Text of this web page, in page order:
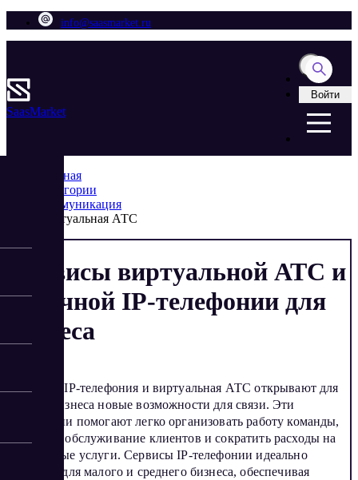
info@saasmarket.ru
SaasMarket
Войти
Главная
Категории
Коммуникация
Виртуальная АТС
Сервисы виртуальной АТС и
облачной IP-телефонии для
бизнеса
Облачная IP-телефония и виртуальная АТС открывают для
вашего бизнеса новые возможности для связи. Эти
технологии помогают легко организовать работу команды,
улучшить обслуживание клиентов и сократить расходы на
телефонные услуги. Сервисы IP-телефонии идеально
подходят для малого и среднего бизнеса, обеспечивая